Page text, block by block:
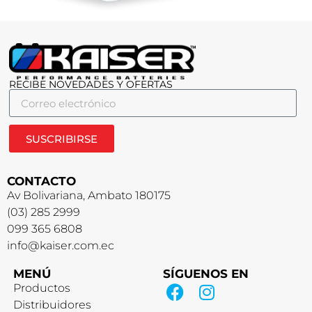
RECIBE NOVEDADES Y OFERTAS
SUSCRIBIRSE
CONTACTO
Av Bolivariana, Ambato 180175
(03) 285 2999
099 365 6808
info@kaiser.com.ec
MENÚ
Productos
Distribuidores
SÍGUENOS EN